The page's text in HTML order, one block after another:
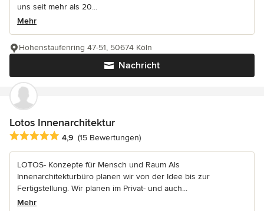
uns seit mehr als 20...
Mehr
Nachricht
Hohenstaufenring 47-51, 50674 Köln
Lotos Innenarchitektur
Durchschnittliche Bewertung: 4.9 von 5 Sternen
4,9 (15 Bewertungen)
LOTOS- Konzepte für Mensch und Raum Als
Innenarchitekturbüro planen wir von der Idee bis zur
Fertigstellung. Wir planen im Privat- und auch...
Mehr